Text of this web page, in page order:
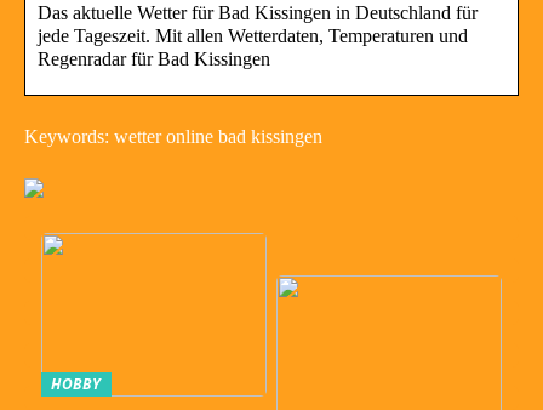
Das aktuelle Wetter für Bad Kissingen in Deutschland für
jede Tageszeit. Mit allen Wetterdaten, Temperaturen und
Regenradar für Bad Kissingen
Keywords: wetter online bad kissingen
HOBBY